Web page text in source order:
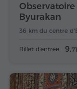
36 km du centre
Byurakan
Billet d'entrée: 9.71